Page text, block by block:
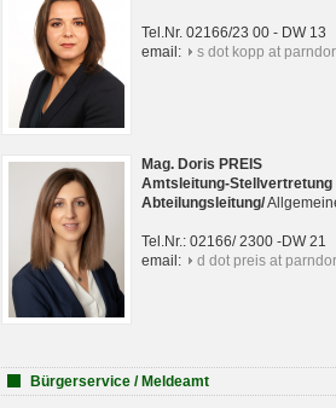
Tel.Nr. 02166/23 00 - DW 13
email:
s dot kopp at
Mag. Doris PREIS
Amtsleitung-Stellvertretung
Abteilungsleitung/
Tel.Nr.: 02166/ 2300 -DW 21
email:
d dot preis at
Bürgerservice / Meldeamt